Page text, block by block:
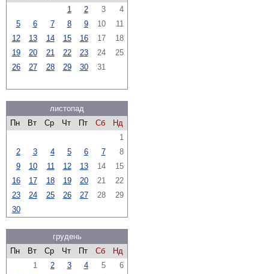
1
2 3
4
5
6 7 8 9 10
11
12
13 14 15 16 17
18
19
20 21 22 23 24
25
26
27 28 29 30 31
листопад
Пн
Вт Ср Чт Пт Сб
Нд
1
2
3 4 5 6 7
8
9
10 11 12 13 14
15
16
17 18 19 20 21
22
23
24 25 26 27 28
29
30
грудень
Пн
Вт Ср Чт Пт Сб
Нд
1
2 3 4 5
6